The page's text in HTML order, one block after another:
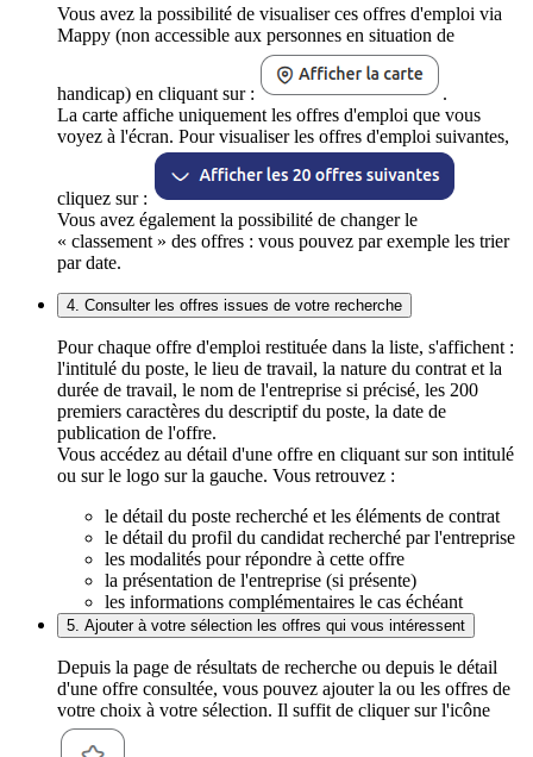
Vous avez la possibilité de visualiser ces offres d'emploi via
Mappy (non accessible aux personnes en situation de
handicap) en cliquant sur :
.
La carte affiche uniquement les offres d'emploi que vous
voyez à l'écran. Pour visualiser les offres d'emploi suivantes,
cliquez sur :
Vous avez également la possibilité de changer le
« classement » des offres : vous pouvez par exemple les trier
par date.
4. Consulter les offres issues de votre recherche
Pour chaque offre d'emploi restituée dans la liste, s'affichent :
l'intitulé du poste, le lieu de travail, la nature du contrat et la
durée de travail, le nom de l'entreprise si précisé, les 200
premiers caractères du descriptif du poste, la date de
publication de l'offre.
Vous accédez au détail d'une offre en cliquant sur son intitulé
ou sur le logo sur la gauche. Vous retrouvez :
le détail du poste recherché et les éléments de contrat
le détail du profil du candidat recherché par l'entreprise
les modalités pour répondre à cette offre
la présentation de l'entreprise (si présente)
les informations complémentaires le cas échéant
5. Ajouter à votre sélection les offres qui vous intéressent
Depuis la page de résultats de recherche ou depuis le détail
d'une offre consultée, vous pouvez ajouter la ou les offres de
votre choix à votre sélection. Il suffit de cliquer sur l'icône